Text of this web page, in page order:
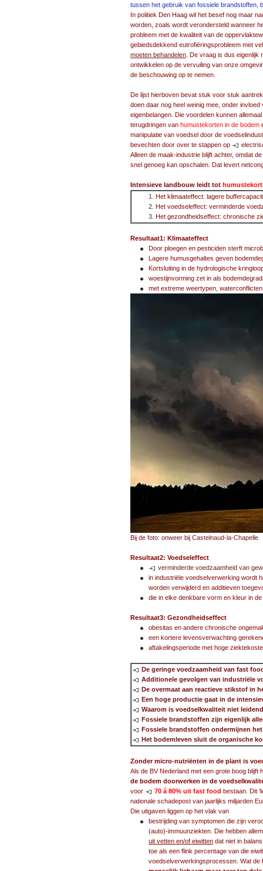
tussen het gebruik van fossiele brandstoffen,
In politiek Den Haag wil het besef nog maar
worden, zoals wordt verondersteld wanneer
probleem met de kwaliteit van de
gebiedsdekkend eutrofiëringsprobleem met
moeten behandelen . De vraag is dus eigenlijk
ontwikkelen op de vervuiling van onze
de beschouwing op te nemen.
De lijst hierboven bevat stuk voor stuk
doen daar nog heel weinig mee, onder
eigenbelangen. Die voordelen kunnen
terugdringen van humustekorten in de bodem
manipulatie van voedsel door de
bevechten door over te stappen op
Alleen de maak-industrie blijft achter, omdat
snel genoeg kan opschalen. Dat levert
Intensieve landbouw leidt tot
Het klimaateffect: lagere
Het voedseleffect: verminderde
Het gezondheidseffect: chronische
Resultaat1: Klimaateffect
Door ploegen en pesticiden sterft
Lagere humusgehaltes geven
Kortsluiting in de hydrologische
woestijnvorming zet in als
met extreme weertypen,
Bij de foto: onweer bij Castelnaud-la-Chapelle
Resultaat2: Voedseleffect
verminderde voedzaamheid van
in industriële voedselverwerking wordt
worden verwijderd en additieven
die in elke denkbare vorm en kleur in
Resultaat3: Gezondheidseffect
obesitas en andere chronische
een kortere levensverwachting
aftakelingsperiode met hoge
De geringe voedzaamheid van fast
Additionele gevolgen van industriële
De overmaat aan reactieve stikstof in
Een hoge productie gaat in de
Waarom is voedselkwaliteit niet
Fossiele brandstoffen zijn eigenlijk
Fossiele brandstoffen ondermijnen
Het bodemleven sluit de organische
Zonder micro-nutriënten in de plant is
Als de BV Nederland met een grote boog
de bodem doorwerken in de
voor
70 á 80% uit fast food bestaan. Dit
nationale schadepost van jaarlijks miljarden
Die uitgaven liggen op het vlak van
bestrijding van symptomen die zijn
(auto)-immuunziekten. Die hebben
uit vetten en/of eiwitten dat niet in
toe als een flink percentage van die
voedselverwerkingsprocessen. Wat de